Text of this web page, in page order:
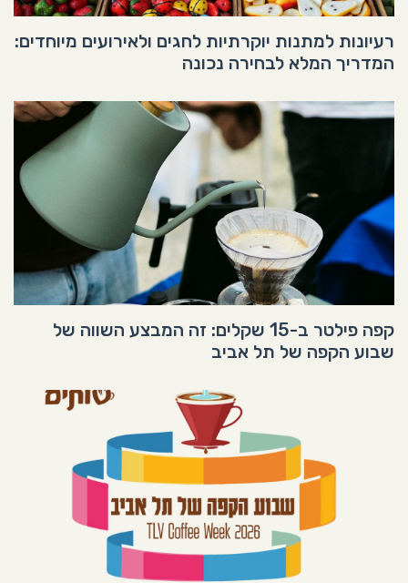
רעיונות למתנות יוקרתיות לחגים ולאירועים מיוחדים:
המדריך המלא לבחירה נכונה
קפה פילטר ב-15 שקלים: זה המבצע השווה של
שבוע הקפה של תל אביב